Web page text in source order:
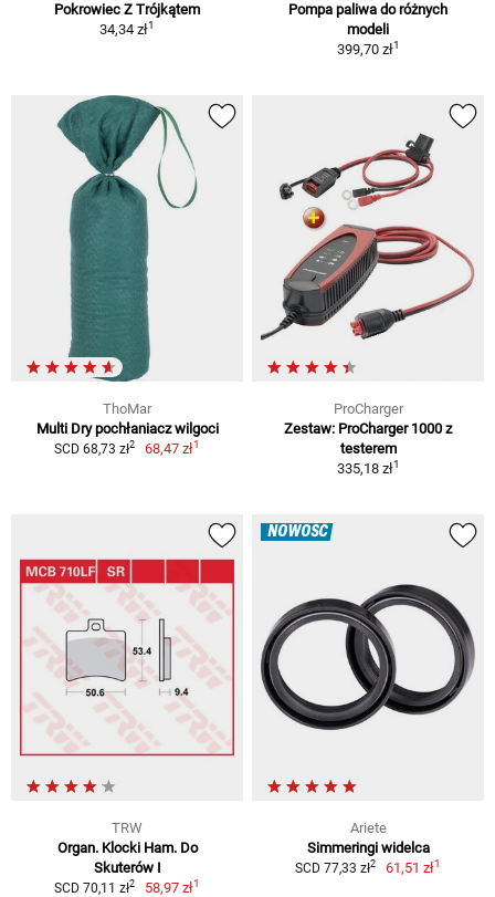
Pokrowiec Z Trójkątem
34,34 zł1
Pompa paliwa do różnych
modeli
399,70 zł1
ThoMar
Multi Dry pochłaniacz wilgoci
SCD 68,73 zł2 68,47 zł1
ProCharger
Zestaw: ProCharger 1000 z
testerem
335,18 zł1
TRW
Organ. Klocki Ham. Do
Skuterów I
SCD 70,11 zł2 58,97 zł1
NOWOŚĆ
Ariete
Simmeringi widelca
SCD 77,33 zł2 61,51 zł1